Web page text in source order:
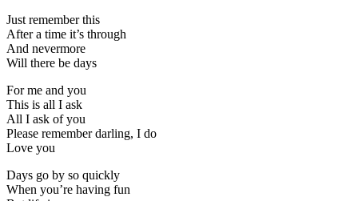
Just remember this
After a time it’s through
And nevermore
Will there be days
For me and you
This is all I ask
All I ask of you
Please remember darling, I do
Love you
Days go by so quickly
When you’re having fun